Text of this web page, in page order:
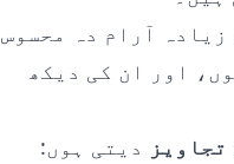
آرام دہ محسوس
اور ان کی دیکھ
دیتی ہوں: